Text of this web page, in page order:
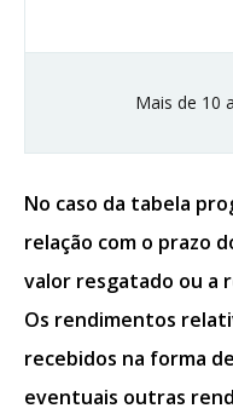
Mais de 10
No caso da tabela
relação com o prazo
valor resgatado ou a
Os rendimentos
recebidos na forma
eventuais outras